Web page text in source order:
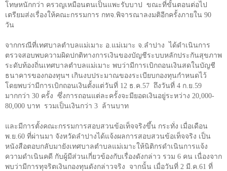
โทษหนักกว่า ครวญเหมือนตนเป็นแพะรับบาป
ขณะที่ขั้นตอนต่อไป
เตรียมส่งเรื่องให้คณะกรรมการ กทจ.พิจารณาลงมติอีกครั้งภายใน 90
วัน
จากกรณีที่เทศบาลตำบลแม่เมาะ อ.แม่เมาะ จ.ลำปาง ได้ดำเนินการ
ตรวจสอบพบความผิดปกติทางการเงินของบัญชีระบบหลักประกันสุขภาพ
ระดับท้องถิ่นเทศบาลตำบลแม่เมาะ พบว่ามีการเบิกถอนเงินสดในบัญชี
ธนาคารของกองทุนฯ เกินงบประมาณของระเบียบกองทุนกำหนดไว้
โดยพบว่ามีการเบิกถอนเงินตั้งแต่วันที่ 12 ธ.ค.57 ถึงวันที่ 4 ก.ย.59
มากกว่า 30 ครั้ง ซึ่งการถอนแต่ละครั้งจะมียอดเงินอยู่ระหว่าง 20,000-
80,000 บาท รวมเป็นเงินกว่า 3 ล้านบาท
และมีการตั้งคณะกรรมการสอบสวนข้อเท็จจริงขึ้น กระทั่ง เมื่อเดือน
พ.ย.60 ที่ผ่านมา จังหวัดลำปางได้แจ้งผลการสอบสวนข้อเท็จจริง เป็น
หนังสือตอบกลับมายังเทศบาลตำบลแม่เมาะให้นิติกรดำเนินการแจ้ง
ความดำเนินคดี กับผู้มีส่วนเกี่ยวข้องกับเรื่องดังกล่าว รวม 6 คน เนื่องจาก
พบว่ามีการทุจริตเงินกองทุนดังกล่าวจริง
จากนั้น เมื่อวันที่ 2 มี.ค.61 ที่